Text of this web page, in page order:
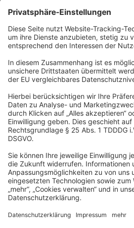
Unternehmen
Wir sind Teil der REWE Group und ihrer
DERTOUR Group. Damit gehören wir
touristischen Unternehmensgruppen in
© 2026A-ROSA Hotels
Presse
Datenschutz